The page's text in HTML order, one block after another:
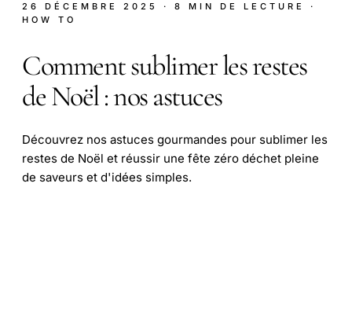
26 DÉCEMBRE 2025 · 8 MIN DE LECTURE
·
HOW TO
Comment sublimer les restes
de Noël : nos astuces
Découvrez nos astuces gourmandes pour sublimer les
restes de Noël et réussir une fête zéro déchet pleine
de saveurs et d'idées simples.